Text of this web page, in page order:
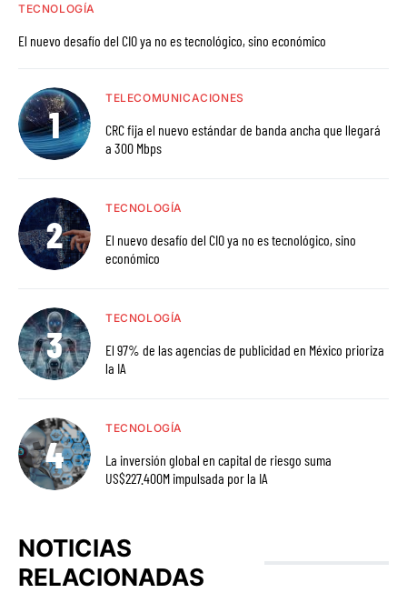
TECNOLOGÍA
El nuevo desafío del CIO ya no es tecnológico, sino económico
TELECOMUNICACIONES
CRC fija el nuevo estándar de banda ancha que llegará
a 300 Mbps
TECNOLOGÍA
El nuevo desafío del CIO ya no es tecnológico, sino
económico
TECNOLOGÍA
El 97% de las agencias de publicidad en México prioriza
la IA
TECNOLOGÍA
La inversión global en capital de riesgo suma
US$227.400M impulsada por la IA
NOTICIAS
RELACIONADAS